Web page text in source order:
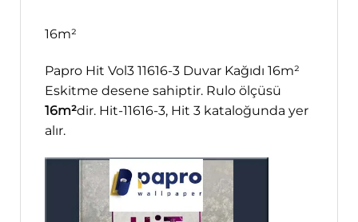
16m²
Papro Hit Vol3 11616-3 Duvar Kağıdı 16m²
Eskitme desene sahiptir. Rulo ölçüsü
16m²dir. Hit-11616-3, Hit 3 kataloğunda yer
alır.